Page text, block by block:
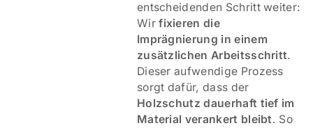
entscheidenden Schritt weiter:
Wirfixieren die
Imprägnierung in einem
zusätzlichen Arbeitsschritt.
Dieser aufwendige Prozess
sorgt dafür, dass der
Holzschutz dauerhaft tief im
Material verankert bleibt. So